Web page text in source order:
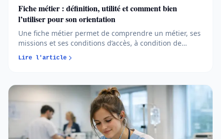
Fiche métier : définition, utilité et comment bien
l’utiliser pour son orientation
Une fiche métier permet de comprendre un métier, ses
missions et ses conditions d’accès, à condition de
les sources et à croiser les informations, vous
Lire l'article